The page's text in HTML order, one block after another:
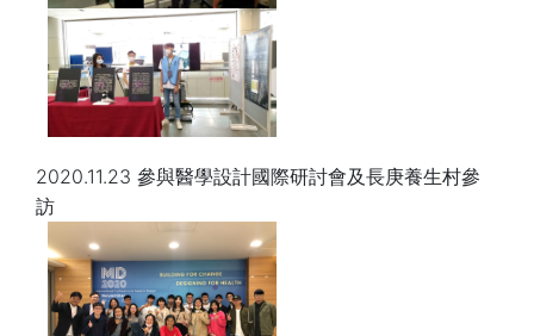
2020.11.23 參與醫學設計國際研討會及長庚養生村參
訪